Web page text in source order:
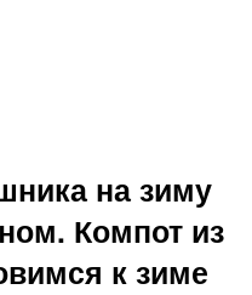
на зиму
Компот из
к зиме